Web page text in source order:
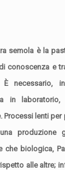
semola è la
conoscenza e
necessario,
in
lenti per
produzione
che biologica,
alle altre;